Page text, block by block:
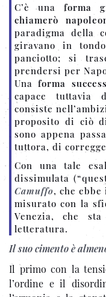
C’è una forma
chiamerò
paradigma della
giravano in
panciotto; si
prendersi per
Unaforma
capace tuttavia
consiste
proposito di ciò
sono appena
tuttora, di
Con una tale
dissimulata
Camuffo, che
misurato con la
Venezia, che
letteratura.
Il suo cimento è
Il primo con la
l’ordine e il